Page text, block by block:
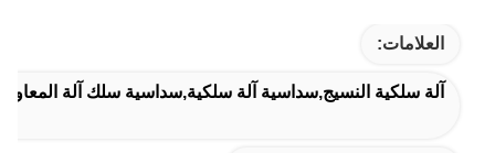
العلامات:
آلة سلكية النسيج,سداسية آلة سلكية,سداسية سلك آلة